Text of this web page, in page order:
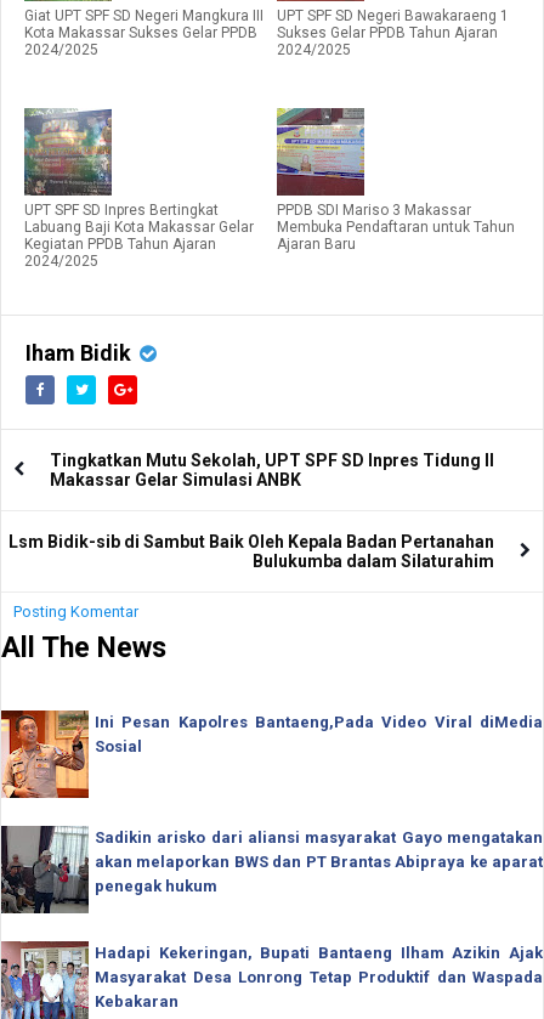
Giat UPT SPF SD Negeri Mangkura III
Kota Makassar Sukses Gelar PPDB
2024/2025
UPT SPF SD Negeri Bawakaraeng 1
Sukses Gelar PPDB Tahun Ajaran
2024/2025
UPT SPF SD Inpres Bertingkat
Labuang Baji Kota Makassar Gelar
Kegiatan PPDB Tahun Ajaran
2024/2025
PPDB SDI Mariso 3 Makassar
Membuka Pendaftaran untuk Tahun
Ajaran Baru
Iham Bidik
Tingkatkan Mutu Sekolah, UPT SPF SD Inpres Tidung II
Makassar Gelar Simulasi ANBK
Lsm Bidik-sib di Sambut Baik Oleh Kepala Badan Pertanahan
Bulukumba dalam Silaturahim
Posting Komentar
All The News
Ini Pesan Kapolres Bantaeng,Pada Video Viral diMedia
Sosial
Sadikin arisko dari aliansi masyarakat Gayo mengatakan
akan melaporkan BWS dan PT Brantas Abipraya ke aparat
penegak hukum
Hadapi Kekeringan, Bupati Bantaeng Ilham Azikin Ajak
Masyarakat Desa Lonrong Tetap Produktif dan Waspada
Kebakaran